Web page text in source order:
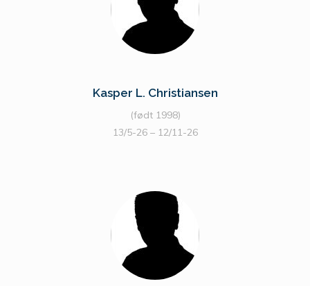
Kasper L. Christiansen
(født 1998)
13/5-26 – 12/11-26